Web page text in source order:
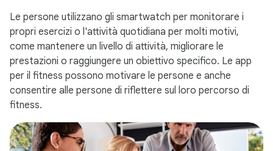
Le persone utilizzano gli smartwatch per monitorare i
propri esercizi o l'attività quotidiana per molti motivi,
come mantenere un livello di attività, migliorare le
prestazioni o raggiungere un obiettivo specifico. Le app
per il fitness possono motivare le persone e anche
consentire alle persone di riflettere sul loro percorso di
fitness.